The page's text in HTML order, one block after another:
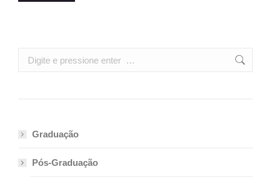
Search:
Graduação
Pós-Graduação